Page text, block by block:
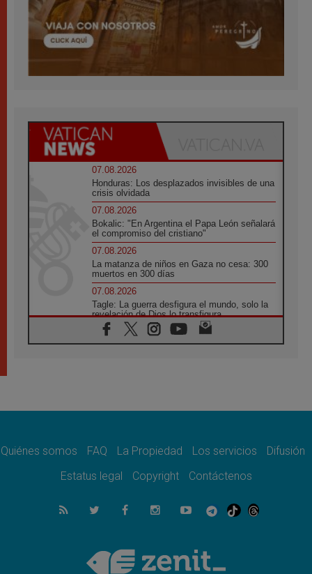
07.08.2026
Honduras: Los desplazados invisibles de una
crisis olvidada
07.08.2026
Bokalic: "En Argentina el Papa León señalará
el compromiso del cristiano"
07.08.2026
La matanza de niños en Gaza no cesa: 300
muertos en 300 días
07.08.2026
Tagle: La guerra desfigura el mundo, solo la
revelación de Dios lo transfigura
07.08.2026
Presentada la Trienal de Arte de las
espacio público
Lanzan un proyecto de empoderamiento
07.08.2026
Programa oficial del Viaje Apostólico del
Obispos de Ecuador: El bien de las familias
no admite premuras legislativas
Quiénes somos FAQ La Propiedad Los servicios
Difusión
Estatus legal
Copyright Contáctenos